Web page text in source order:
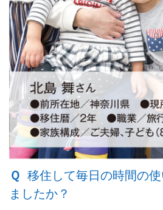
Ｑ 移住して毎日の時間の
ましたか？